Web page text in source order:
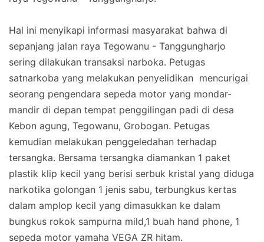
Hal ini menyikapi informasi masyarakat bahwa di
sepanjang jalan raya Tegowanu - Tanggungharjo
sering dilakukan transaksi narboka. Petugas
satnarkoba yang melakukan penyelidikan mencurigai
seorang pengendara sepeda motor yang mondar-
mandir di depan tempat penggilingan padi di desa
Kebon agung, Tegowanu, Grobogan. Petugas
kemudian melakukan penggeledahan terhadap
tersangka. Bersama tersangka diamankan 1 paket
plastik klip kecil yang berisi serbuk kristal yang diduga
narkotika golongan 1 jenis sabu, terbungkus kertas
dalam amplop kecil yang dimasukkan ke dalam
bungkus rokok sampurna mild,1 buah hand phone, 1
sepeda motor yamaha VEGA ZR hitam.